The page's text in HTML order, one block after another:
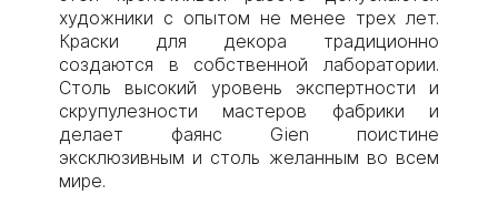
художники с опытом не менее трех лет.
Краски для декора традиционно
создаются в собственной лаборатории.
Столь высокий уровень экспертности и
скрупулезности мастеров фабрики и
делает фаянс Gien поистине
эксклюзивным и столь желанным во всем
мире.